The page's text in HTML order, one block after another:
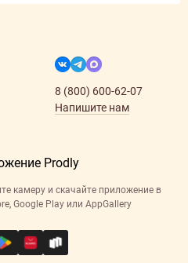
8 (800) 600-62-07
Напишите нам
Prodly
камеру и скачайте приложение в
Google Play или AppGallery